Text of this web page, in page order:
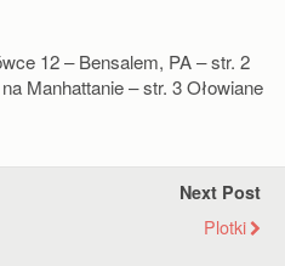
12 – Bensalem, PA – str. 2
Manhattanie – str. 3 Ołowiane
Next Post
Plotki